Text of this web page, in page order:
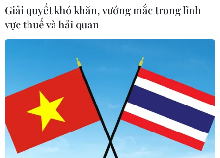
Giải quyết khó khăn, vướng mắc trong lĩnh
vực thuế và hải quan